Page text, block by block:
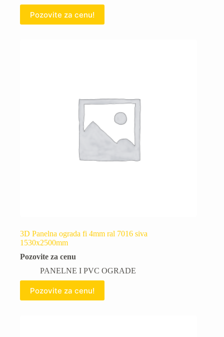
Pozovite za cenu!
3D Panelna ograda fi 4mm ral 7016 siva
1530x2500mm
Pozovite za cenu
PANELNE I PVC OGRADE
Pozovite za cenu!